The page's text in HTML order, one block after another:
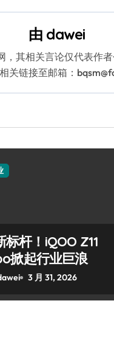
由 dawei
，其相关言论仅代表作
关链接至邮箱：
标杆！iQOO Z11
掀起行业巨浪
3 月 31, 2026